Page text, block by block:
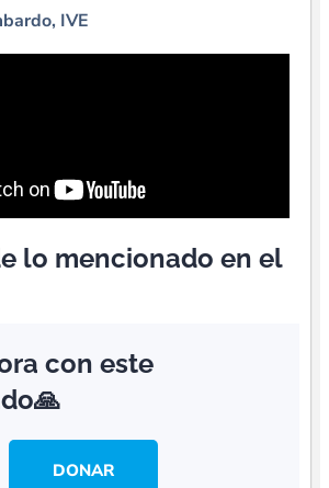
IVE
lo mencionado en el
con este
DONAR